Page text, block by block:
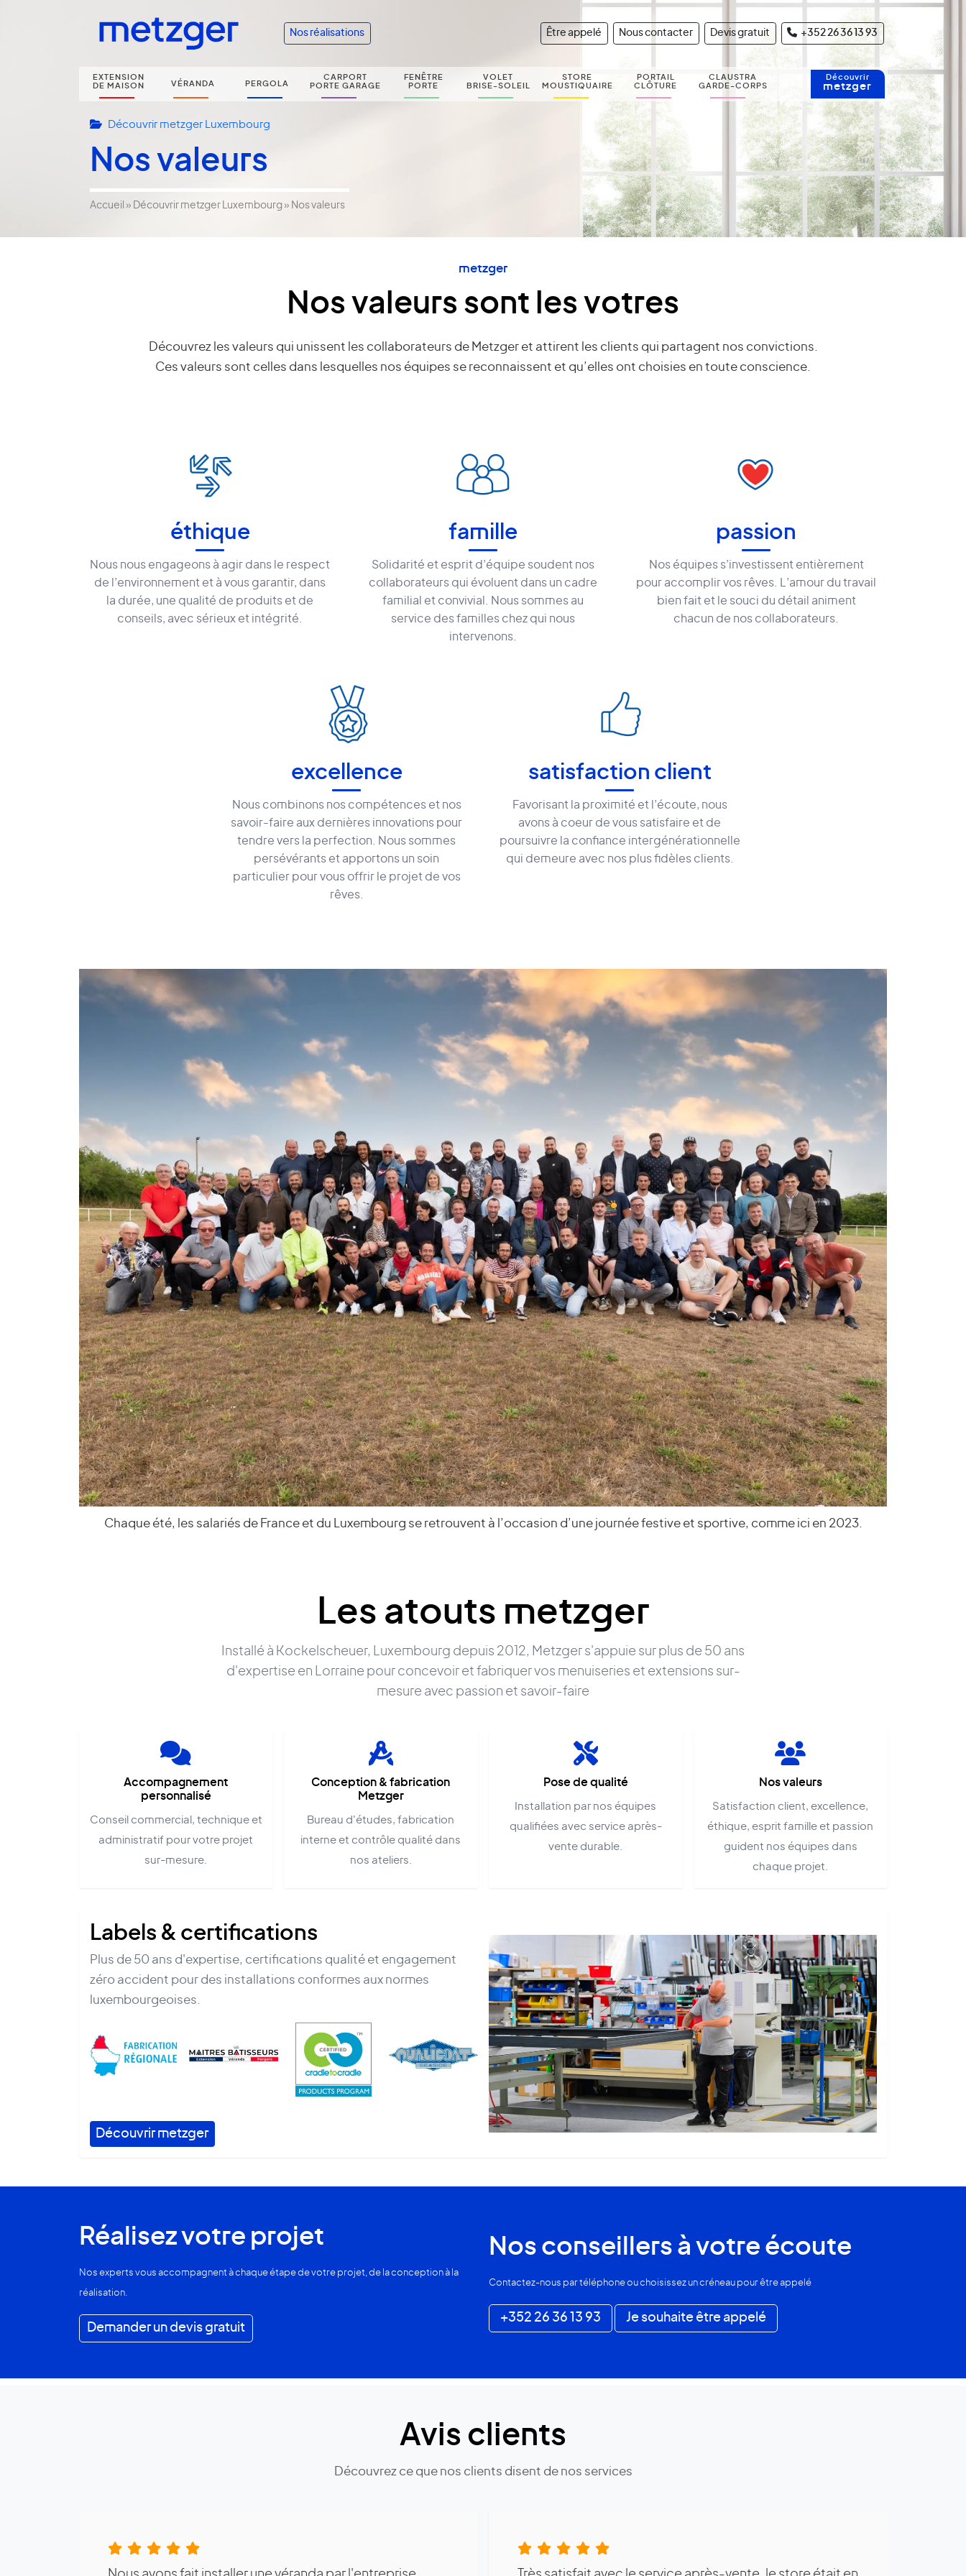
Nos réalisations Être appelé Nous contacter Devis gratuit +352 26 36 13 93
EXTENSION
DE MAISON
VÉRANDA PERGOLA
CARPORT
PORTE GARAGE
FENÊTRE
PORTE
VOLET
BRISE-SOLEIL
STORE
MOUSTIQUAIRE
PORTAIL
CLÔTURE
CLAUSTRA
GARDE-CORPS
Découvrir
metzger
Découvrir metzger Luxembourg
Nos valeurs
Accueil » Découvrir metzger Luxembourg » Nos valeurs
metzger
Nos valeurs sont les votres
Découvrez les valeurs qui unissent les collaborateurs de Metzger et attirent les clients qui partagent nos convictions.
Ces valeurs sont celles dans lesquelles nos équipes se reconnaissent et qu’elles ont choisies en toute conscience.
éthique
Nous nous engageons à agir dans le respect
de l’environnement et à vous garantir, dans
la durée, une qualité de produits et de
conseils, avec sérieux et intégrité.
famille
Solidarité et esprit d’équipe soudent nos
collaborateurs qui évoluent dans un cadre
familial et convivial. Nous sommes au
service des familles chez qui nous
intervenons.
passion
Nos équipes s’investissent entièrement
pour accomplir vos rêves. L’amour du travail
bien fait et le souci du détail animent
chacun de nos collaborateurs.
excellence
Nous combinons nos compétences et nos
savoir-faire aux dernières innovations pour
tendre vers la perfection. Nous sommes
persévérants et apportons un soin
particulier pour vous offrir le projet de vos
rêves.
satisfaction client
Favorisant la proximité et l’écoute, nous
avons à coeur de vous satisfaire et de
poursuivre la confiance intergénérationnelle
qui demeure avec nos plus fidèles clients.
Chaque été, les salariés de France et du Luxembourg se retrouvent à l’occasion d’une journée festive et sportive, comme ici en 2023.
Les atouts metzger
Installé à Kockelscheuer, Luxembourg depuis 2012, Metzger s'appuie sur plus de 50 ans
d'expertise en Lorraine pour concevoir et fabriquer vos menuiseries et extensions sur-
mesure avec passion et savoir-faire
Accompagnement
personnalisé
Conseil commercial, technique et
administratif pour votre projet
sur-mesure.
Conception & fabrication
Metzger
Bureau d'études, fabrication
interne et contrôle qualité dans
nos ateliers.
Pose de qualité
Installation par nos équipes
qualifiées avec service après-
vente durable.
Nos valeurs
Satisfaction client, excellence,
éthique, esprit famille et passion
guident nos équipes dans
chaque projet.
Labels & certifications
Plus de 50 ans d'expertise, certifications qualité et engagement
zéro accident pour des installations conformes aux normes
luxembourgeoises.
Découvrir metzger
Réalisez votre projet
Nos experts vous accompagnent à chaque étape de votre projet, de la conception à la
réalisation.
Demander un devis gratuit
Nos conseillers à votre écoute
Contactez-nous par téléphone ou choisissez un créneau pour être appelé
+352 26 36 13 93 Je souhaite être appelé
Avis clients
Découvrez ce que nos clients disent de nos services